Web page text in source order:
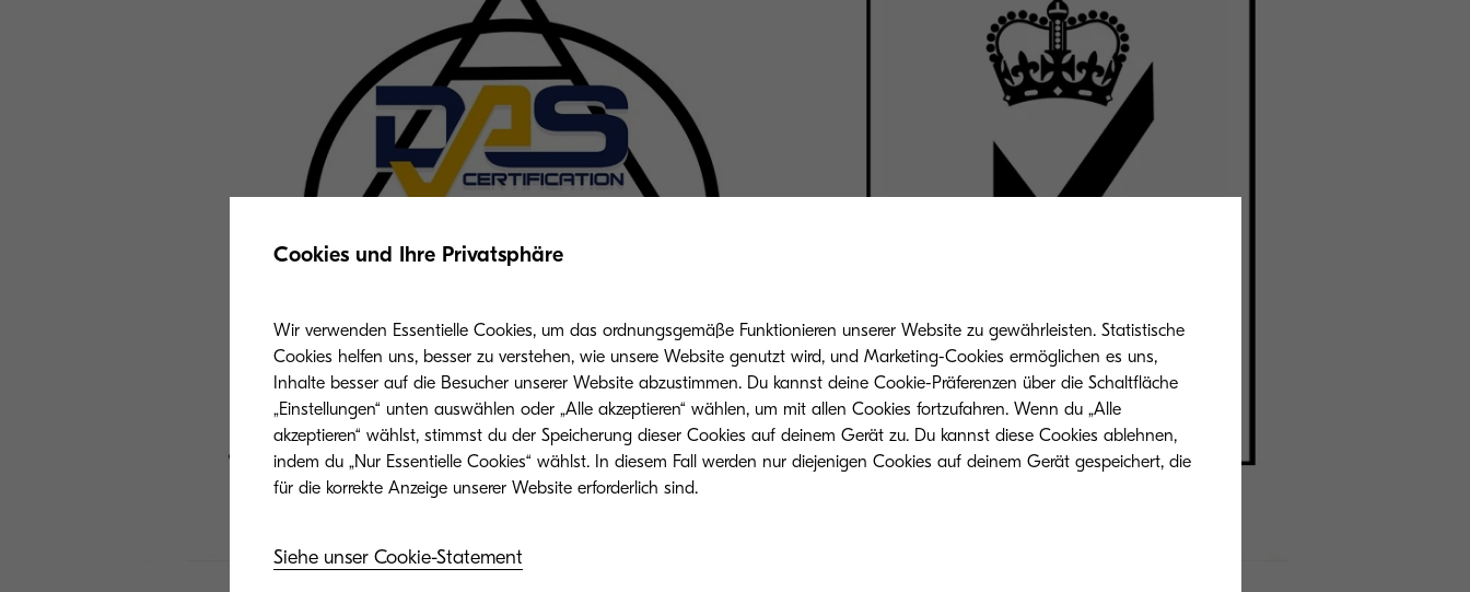
Cookies und Ihre Privatsphäre
Wir verwenden Essentielle Cookies, um das ordnungsgemäße Funktionieren unserer Website zu gewährleisten. Statistische
Cookies helfen uns, besser zu verstehen, wie unsere Website genutzt wird, und Marketing-Cookies ermöglichen es uns,
Inhalte besser auf die Besucher unserer Website abzustimmen. Du kannst deine Cookie-Präferenzen über die Schaltfläche
„Einstellungen“ unten auswählen oder „Alle akzeptieren“ wählen, um mit allen Cookies fortzufahren. Wenn du „Alle
akzeptieren“ wählst, stimmst du der Speicherung dieser Cookies auf deinem Gerät zu. Du kannst diese Cookies ablehnen,
indem du „Nur Essentielle Cookies“ wählst. In diesem Fall werden nur diejenigen Cookies auf deinem Gerät gespeichert, die
für die korrekte Anzeige unserer Website erforderlich sind.
Siehe unser Cookie-Statement